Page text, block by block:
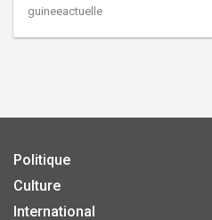
guineeactuelle
Politique
Culture
International